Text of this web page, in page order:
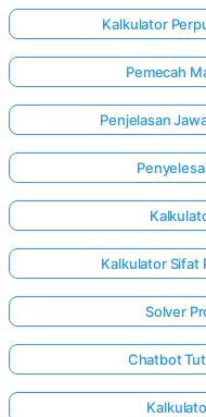
Kalkulator
Pemecah
Penjelasan
Kalkulator Sifat
Solver
Chatbot